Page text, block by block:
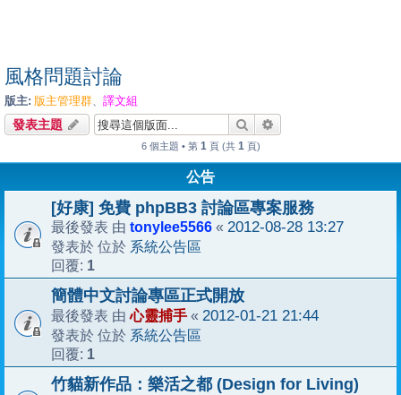
風格問題討論
版主: 版主管理群、 譯文組
發表主題 搜尋
6 個主題 • 第 1 頁 (共 1 頁)
公告
[好康] 免費 phpBB3 討論區專案服務
最後發表 由 tonylee5566 « 2012-08-28 13:27
發表於 位於 系統公告區
回覆: 1
簡體中文討論專區正式開放
最後發表 由心靈捕手 « 2012-01-21 21:44
發表於 位於 系統公告區
回覆: 1
竹貓新作品：樂活之都 (Design for Living)